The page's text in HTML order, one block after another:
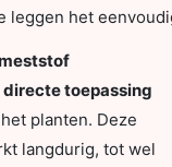
leggen het
directe toepassing
planten. Deze
langdurig, tot wel